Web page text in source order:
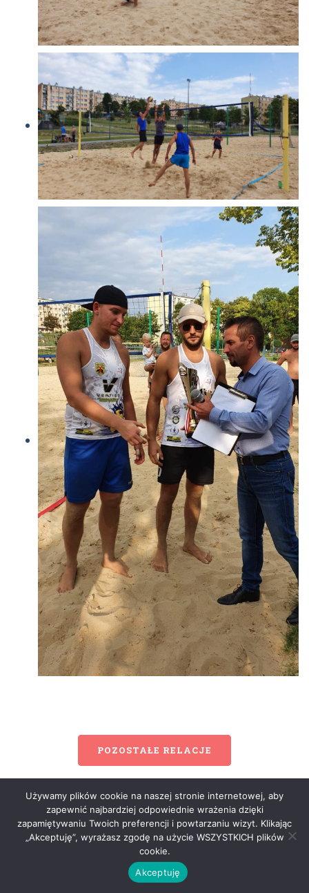
POZOSTAŁE RELACJE
Używamy plików cookie na naszej stronie internetowej, aby
zapewnić najbardziej odpowiednie wrażenia dzięki
zapamiętywaniu Twoich preferencji i powtarzaniu wizyt. Klikając
„Akceptuję”, wyrażasz zgodę na użycie WSZYSTKICH plików
cookie.
Akceptuję